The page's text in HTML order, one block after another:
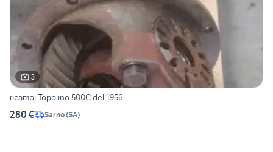
3
ricambi Topolino 500C del 1956
280 € Sarno(SA)